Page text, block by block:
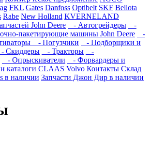
FKL Gates Danfoss Optibelt SKF Bellota
Rabe New Holland KVERNELAND
John Deere
- Автогрейдеры
-
пакетирующие машины John Deere
-
- Погузчики
- Подборщики и
- Скиддеры - Тракторы
-
- Опрыскиватели
- Форвардеры и
каталоги CLAAS Volvo Контакты Склад
в наличии Запчасти Джон Дир в наличии